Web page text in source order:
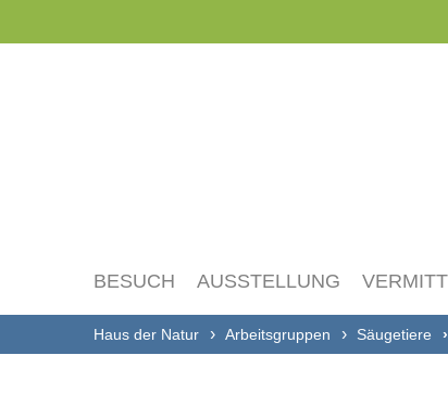
BESUCH AUSSTELLUNG
Haus der Natur Arbeitsgruppen Säugetiere